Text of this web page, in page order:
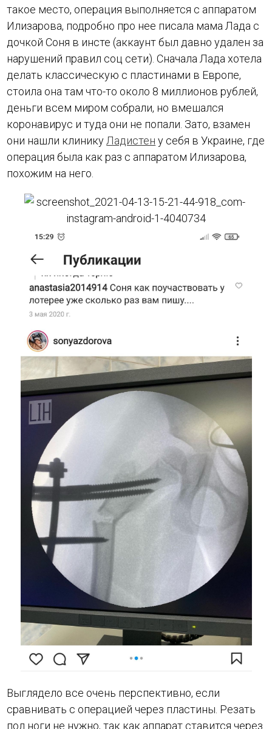
такое место, операция выполняется с аппаратом
Илизарова, подробно про нее писала мама Лада с
дочкой Соня в инсте (аккаунт был давно удален за
нарушений правил соц сети). Сначала Лада хотела
делать классическую с пластинами в Европе,
стоила она там что-то около 8 миллионов рублей,
деньги всем миром собрали, но вмешался
коронавирус и туда они не попали. Зато, взамен
они нашли клинику Ладистен у себя в Украине, где
операция была как раз с аппаратом Илизарова,
похожим на него.
Выглядело все очень перспективно, если
сравнивать с операцией через пластины. Резать
пол ноги не нужно, так как аппарат ставится через